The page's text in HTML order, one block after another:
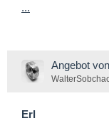
...
Angebot
Erl